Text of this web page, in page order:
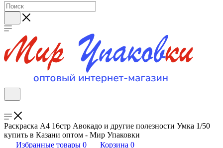
Раскраска A4 16стр Авокадо и другие полезности Умка 1/50
купить в Казани оптом - Мир Упаковки
Избранные товары 0 Корзина 0